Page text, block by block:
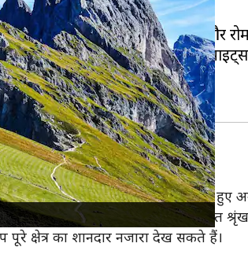
जो अपनी खूबसूरत प्राकृतिक सुंदरता और
को आकर्षित करती हैं।
हैं, जो आपको पहाड़ों के बीच से गुजरते हुए
किलोमीटर लंबा है और चार प्रमुख पर्वत
क्षेत्र का शानदार नजारा देख सकते हैं।